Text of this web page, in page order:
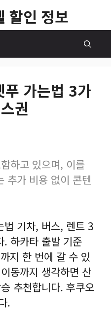
할인 정보
푸 가는법 3가
권
하고 있으며, 이를
추가 비용 없이 콘텐
법 기차, 버스, 렌트 3
. 하카타 출발 기준
지 한 번에 갈 수 있
동까지 생각하면 산
추천합니다. 후쿠오
.